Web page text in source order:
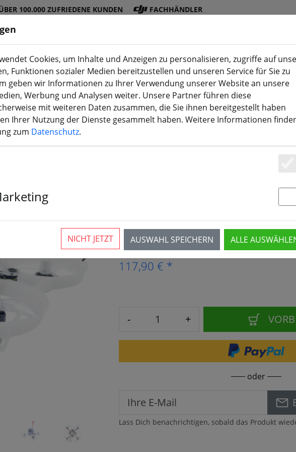
100.000 ZUFRIEDENE KUNDEN FACHHÄNDLER
DJI
Shop
Akku
s
Propelle
r
Zubehö
r
3D
Druck(aktuelle Seite)
Deal
Depot
NewBeeDrone
Smartmax ELRS FPV BNF
›
Vorraussichtlich ab 26.08.26 wieder
117,90 € *
- +
oder
Lass Dich benachrichtigen, sobald das Produkt
Cookies, um Inhalte und Anzeigen zu personalisieren, zugriffe auf
Funktionen sozialer Medien bereitzustellen und unseren Service für Sie zu
geben wir Informationen zu Ihrer Verwendung unserer Website an unsere
Werbung und Analysen weiter. Unsere Partner führen diese
mit weiteren Daten zusammen, die Sie ihnen bereitgestellt haben
Ihrer Nutzung der Dienste gesammelt haben. Weitere Informationen
zum Datenschutz.
AUSWAHL SPEICHERN ALLE
NICHT JETZT